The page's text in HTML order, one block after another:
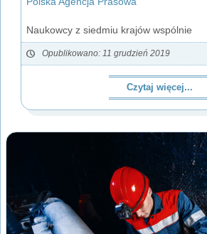
Naukowcy z siedmiu krajów wspólnie
Opublikowano: 11 grudzień 2019
Czytaj więcej...